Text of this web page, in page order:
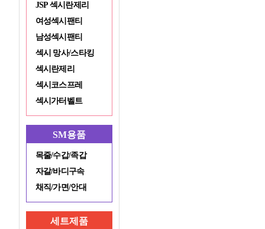
JSP 섹시란제리
여성섹시팬티
남성섹시팬티
섹시 망사/스타킹
섹시란제리
섹시코스프레
섹시가터벨트
SM용품
목줄/수갑/족갑
자갈/바디구속
채직/가면/안대
세트제품